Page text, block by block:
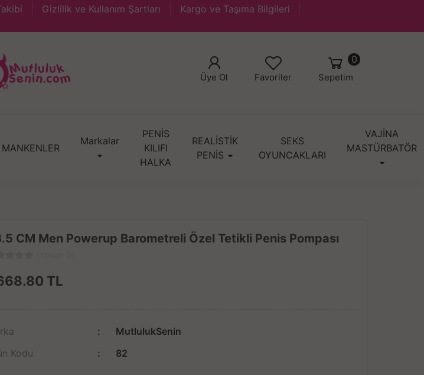
Gizlilik ve Kullanım Şartları
Kargo ve Taşıma Bilgileri
Sepetim
0
Favoriler
Üye Ol
MANKENLER
Markalar
PENİS
KILIFI
HALKA
REALİSTİK
PENİS
SEKS
OYUNCAKLARI
VAJİNA
MASTÜRBATÖR
CM Men Powerup Barometreli Özel Tetikli Penis Pompası
TL
MutlulukSenin
Kodu
82